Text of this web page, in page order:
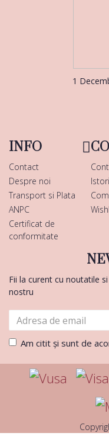
1
INFO
Contact
Despre noi
Transport si Plata
ANPC
Certificat de
conformitate
Fii la curent cu noutatile
nostru
Am citit şi sunt de